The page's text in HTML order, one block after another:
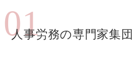
01
人事労務の専門家集団